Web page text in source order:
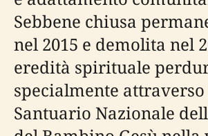
Sebbene chiusa
nel 2015 e demolita nel
eredità spirituale
specialmente
Santuario Nazionale